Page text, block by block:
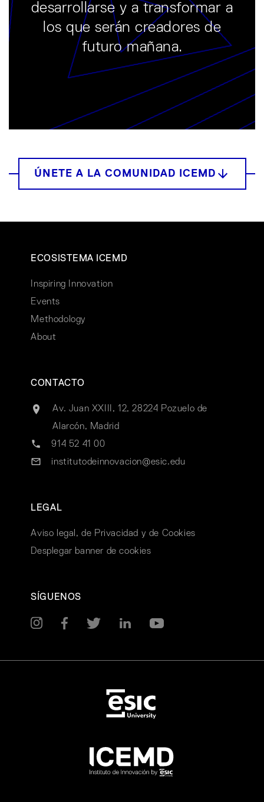
desarrollarse y a transformar a
los que serán creadores de
futuro mañana.
ECOSISTEMA ICEMD
Inspiring Innovation
Events
Methodology
About
CONTACTO
Av. Juan XXIII, 12, 28224 Pozuelo de
Alarcón, Madrid
914 52 41 00
institutodeinnovacion@esic.edu
LEGAL
Aviso legal, de Privacidad y de Cookies
Desplegar banner de cookies
SÍGUENOS